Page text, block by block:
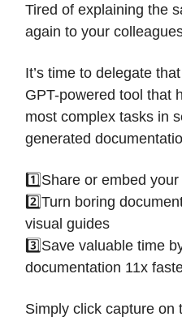
Tired of explaining the
again to your
It’s time to delegate
GPT-powered tool that
most complex tasks in
generated
1️⃣Share or embed
2️⃣Turn boring
visual guides
3️⃣Save valuable time
documentation 11x
Simply click capture on